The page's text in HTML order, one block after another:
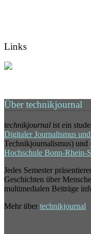
Links
Über technikjournal
technikjournal ist ein
Digitaler Journalismus
Technikjournalismus) und
Hochschule Bonn-Rhein-
Jedes Semester
Geschichten über
multimedialen Beiträge
Mehr über technikjournal